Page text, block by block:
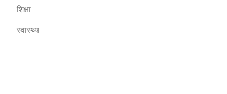
शिक्षा
स्वास्थ्य